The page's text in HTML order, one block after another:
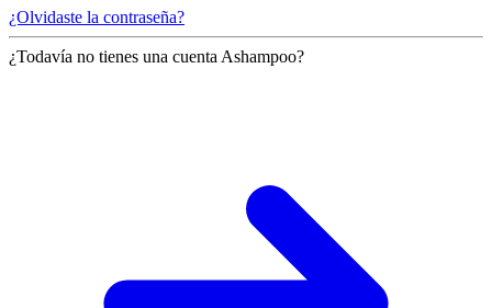
¿Olvidaste la contraseña?
¿Todavía no tienes una cuenta Ashampoo?